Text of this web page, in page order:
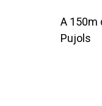
A 150m
Pujols